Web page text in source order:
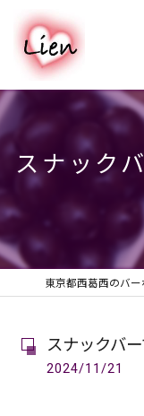
スナック
スナックバ
2024/11/21